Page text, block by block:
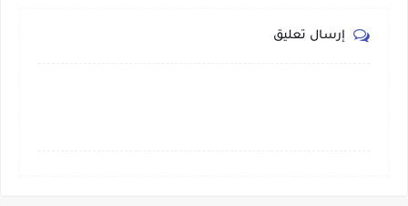
إرسال تعليق